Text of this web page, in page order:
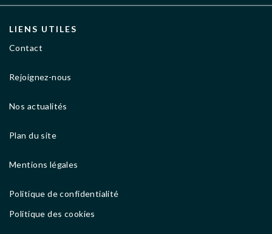
LIENS UTILES
Contact
Rejoignez-nous
Nos actualités
Plan du site
Mentions légales
Politique de confidentialité
Politique des cookies